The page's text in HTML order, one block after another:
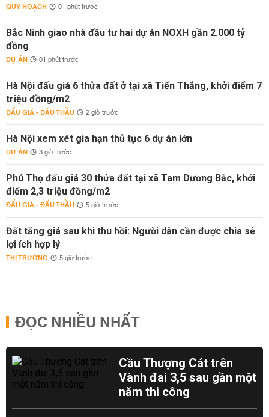
QUY HOẠCH 01 phút trước
Bắc Ninh giao nhà đầu tư hai dự án NOXH gần 2.000 tỷ
đồng
DỰ ÁN 01 phút trước
Hà Nội đấu giá 6 thửa đất ở tại xã Tiến Thắng, khởi điểm 7
triệu đồng/m2
ĐẤU GIÁ - ĐẤU THẦU 2 giờ trước
Hà Nội xem xét gia hạn thủ tục 6 dự án lớn
DỰ ÁN 3 giờ trước
Phú Thọ đấu giá 30 thửa đất tại xã Tam Dương Bắc, khởi
điểm 2,3 triệu đồng/m2
ĐẤU GIÁ - ĐẤU THẦU 5 giờ trước
Đất tăng giá sau khi thu hồi: Người dân cần được chia sẻ
lợi ích hợp lý
THỊ TRƯỜNG 5 giờ trước
ĐỌC NHIỀU NHẤT
Cầu Thượng Cát trên
Vành đai 3,5 sau gần một
năm thi công